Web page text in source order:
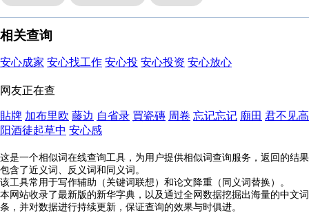
相关查询
安心成家 安心找工作 安心投 安心投资 安心放心
网友正在查
貼牌 加布里欧 藤边 自省录 買瓷磚 周卷 忘记忘记 廟田 君不见高
阳酒徒起草中 安心感
这是一个相似词在线查询工具，为用户提供相似词查询服务，返回的结果
包含了近义词、反义词和同义词。
该工具常用于写作辅助（关键词联想）和论文降重（同义词替换）。
本网站收录了最新版的新华字典，以及通过全网数据挖掘出海量的中文词
条，并对数据进行持续更新，保证查询的效果与时俱进。